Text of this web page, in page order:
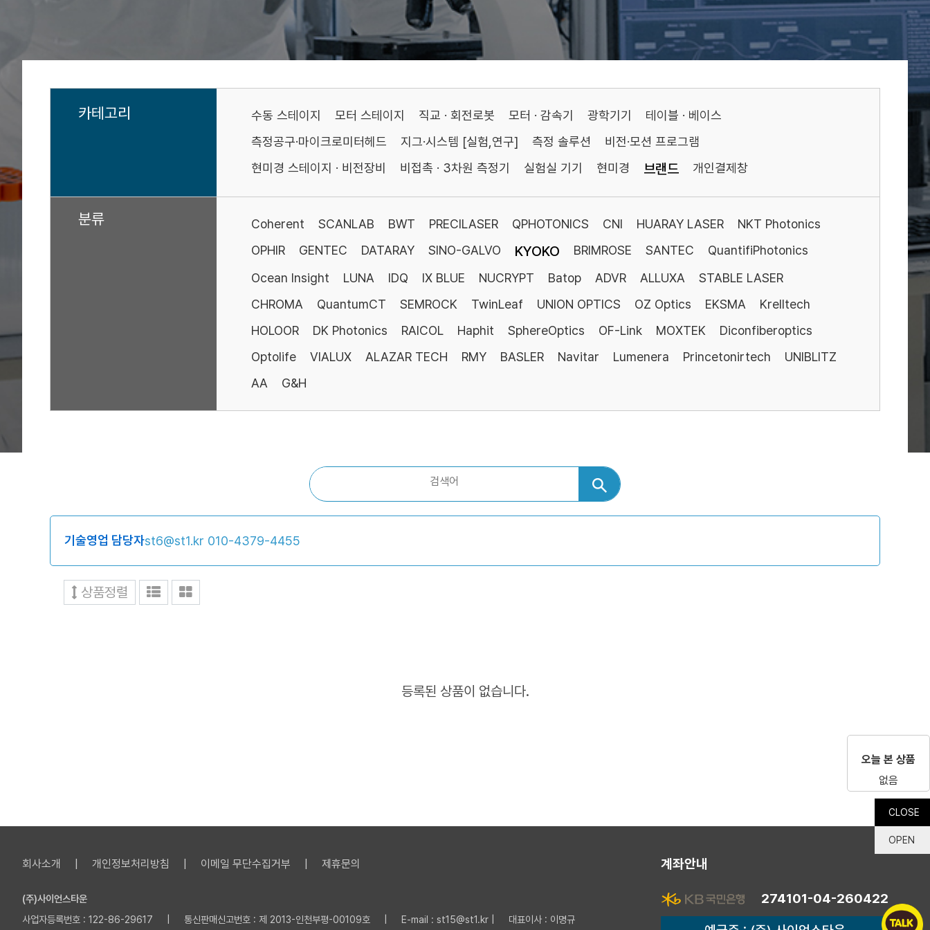
카테고리 수동 스테이지 모터 스테이지 직교 · 회전로봇 모터 · 감속기 광학기기
테이블 · 베이스
측정공구·마이크로미터헤드
지그·시스템 [실험,연구] 측정 솔루션
비전·모션 프로그램
현미경 스테이지 · 비전장비
비접촉 · 3차원 측정기 실험실 기기 현미경 브랜드 개인결제창
분류 Coherent SCANLAB BWT PRECILASER QPHOTONICS CNI HUARAY LASER
NKT Photonics
OPHIR
GENTEC DATARAY SINO-GALVO KYOKO BRIMROSE SANTEC
QuantifiPhotonics
Ocean Insight
LUNA IDQ IX BLUE NUCRYPT Batop ADVR ALLUXA
STABLE LASER
CHROMA
QuantumCT SEMROCK TwinLeaf UNION OPTICS OZ Optics EKSMA
Krelltech
HOLOOR
DK Photonics RAICOL Haphit SphereOptics OF-Link MOXTEK
Diconfiberoptics
Optolife
VIALUX ALAZAR TECH RMY BASLER Navitar Lumenera Princetonirtech
UNIBLITZ
AA
G&H
기술영업 담당자st6@st1.kr 010-4379-4455
상품정렬
등록된 상품이 없습니다.
회사소개 개인정보처리방침 이메일 무단수집거부 제휴문의
(주)사이언스타운
사업자등록번호 : 122-86-29617 | 통신판매신고번호 : 제 2013-인천부평-00109호 | E-mail : st15@st1.kr | 대표이사 : 이명규
계좌안내
274101-04-260422
CLOSE
OPEN
오늘 본 상품
없음